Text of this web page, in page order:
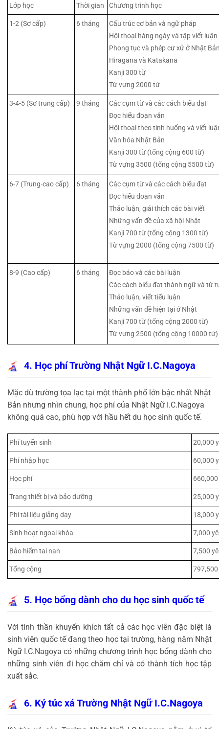
Lớp học Thời gian Chương trình học
1-2 (Sơ cấp) 6 tháng
Cấu trúc cơ bản và ngữ pháp
Hội thoại hàng ngày và tập viết luận
Phong tục và phép cư xử ở Nhật
Hiragana và Katakana
Kanji 300 từ
Từ vựng 2000 từ
3-4-5 (Sơ trung cấp) 9 tháng
Các cụm từ và các cách biểu đạt
Đọc hiểu đoạn văn
Hội thoại theo tình huống và viết
Văn hóa Nhật Bản
Kanji 300 từ (tổng cộng 600 từ)
Từ vựng 3500 (tổng cộng 5500 từ)
6-7 (Trung-cao cấp) 6 tháng
Các cụm từ và các cách biểu đạt
Đọc hiểu đoạn văn
Thảo luận, giải thích các bài viết
Những vấn đề của xã hội Nhật
Kanji 700 từ (tổng cộng 1300 từ)
Từ vựng 2000 (tổng cộng 7500 từ)
8-9 (Cao cấp) 6 tháng
Đọc báo và các bài luận
Các cách biểu đạt thành ngữ và từ
Thảo luận, viết tiểu luận
Những vấn đề hiện tại ở Nhật
Kanji 700 từ (tổng cộng 2000 từ)
Từ vựng 2500 (tổng cộng 10000 từ)
4. Học phí Trường Nhật Ngữ I.C.Nagoya
Mặc dù trường tọa lạc tại một thành phố lớn bậc nhất Nhật
Bản nhưng nhìn chung, học phí của Nhật Ngữ I.C.Nagoya
không quá cao, phù hợp với hầu hết du học sinh quốc tế.
Phí tuyển sinh 20,000
Phí nhập học 60,000
Học phí
Trang thiết bị và bảo dưỡng 25,000
Phí tài liệu giảng dạy 18,000
Sinh hoạt ngoại khóa 7,000
Bảo hiểm tai nạn 7,500
Tổng cộng 797,500
5. Học bổng dành cho du học sinh quốc tế
Với tinh thần khuyến khích tất cả các học viên đặc biệt là
sinh viên quốc tế đang theo học tại trường, hàng năm Nhật
Ngữ I.C.Nagoya có những chương trình học bổng dành cho
những sinh viên đi học chăm chỉ và có thành tích học tập
xuất sắc.
6. Ký túc xá Trường Nhật Ngữ I.C.Nagoya